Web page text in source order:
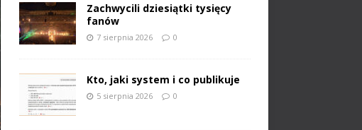
Zachwycili dziesiątki tysięcy
fanów
7 sierpnia 2026 0
Kto, jaki system i co publikuje
5 sierpnia 2026 0